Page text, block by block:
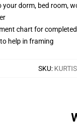
dorm, bed room,
chart for
help in framing
SKU: